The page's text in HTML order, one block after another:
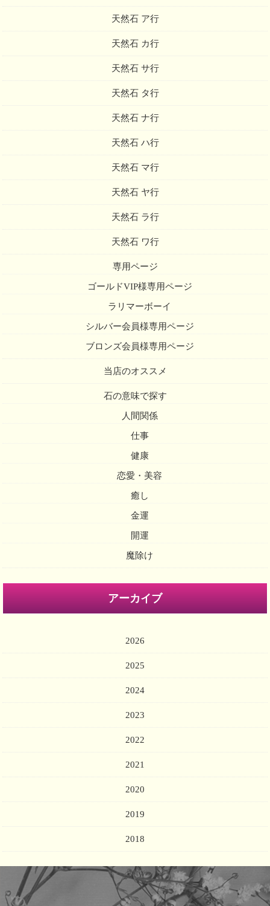
天然石 ア行
天然石 カ行
天然石 サ行
天然石 タ行
天然石 ナ行
天然石 ハ行
天然石 マ行
天然石 ヤ行
天然石 ラ行
天然石 ワ行
専用ページ
ゴールドVIP様専用ページ
ラリマーボーイ
シルバー会員様専用ページ
ブロンズ会員様専用ページ
当店のオススメ
石の意味で探す
人間関係
仕事
健康
恋愛・美容
癒し
金運
開運
魔除け
アーカイブ
2026
2025
2024
2023
2022
2021
2020
2019
2018